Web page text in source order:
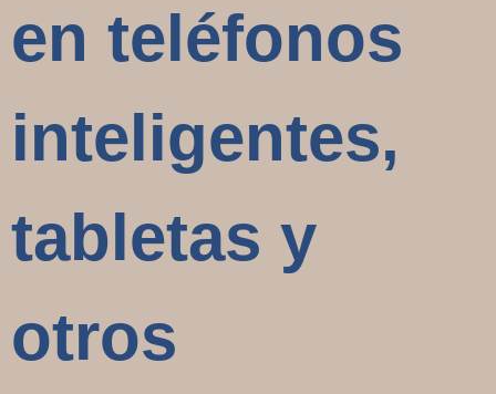
en teléfonos
inteligentes,
tabletas y
otros